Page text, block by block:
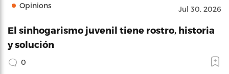
Opinions Jul 30, 2026
El sinhogarismo juvenil tiene rostro, historia
y solución
0